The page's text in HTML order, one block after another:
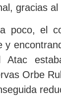
gracias
poco, el
y
Atac
Orbe